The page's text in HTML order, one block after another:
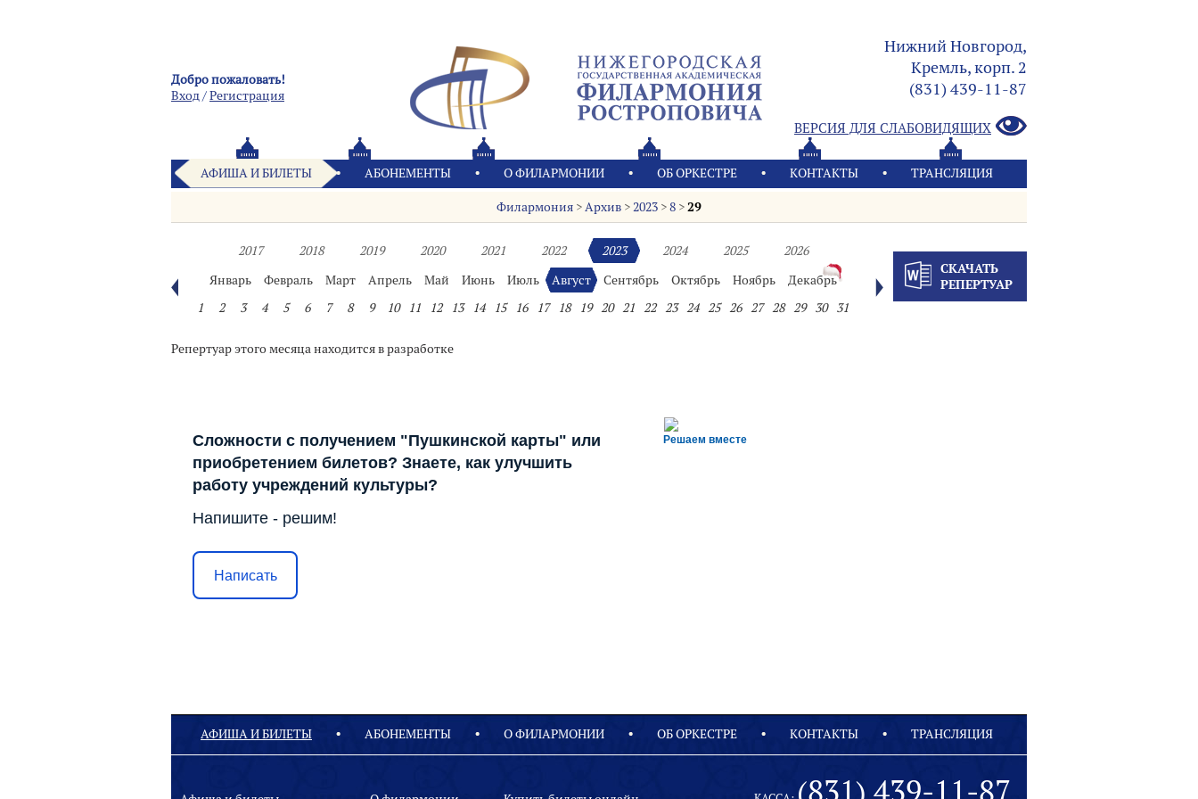
Добро пожаловать!
Вход/Pегистрация
Нижний Новгород,
Кремль, корп. 2
(831) 439-11-87
ВЕРСИЯ ДЛЯ СЛАБОВИДЯЩИХ
АФИША И БИЛЕТЫ АБОНЕМЕНТЫ О ФИЛАРМОНИИ OБ ОРКЕСТРЕ КОНТАКТЫ ТРАНСЛЯЦИЯ
Филармония >Архив >2023 >8 >29
2017 2018 2019 2020 2021 2022 2023 2024 2025
2026
Январь
Февраль Март Апрель Май Июнь Июль Август Сентябрь Октябрь Ноябрь
Декабрь
1
2 3 4 5 6 7 8 9 10 11 12 13 14 15 16 17 18 19 20 21 22 23 24 25 26 27 28 29 30 31
СКАЧАТЬ
РЕПЕРТУАР
Репертуар этого месяца находится в разработке
Решаем вместе
Сложности с получением "Пушкинской карты" или
приобретением билетов? Знаете, как улучшить
работу учреждений культуры?
Напишите - решим!
Написать
АФИША И БИЛЕТЫ АБОНЕМЕНТЫ О ФИЛАРМОНИИ OБ ОРКЕСТРЕ КОНТАКТЫ ТРАНСЛЯЦИЯ